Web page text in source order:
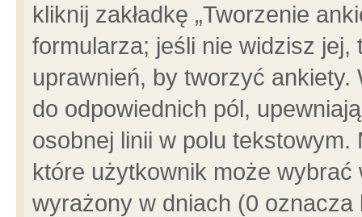
kliknij zakładkę „Tworzenie
formularza; jeśli nie widzisz
uprawnień, by tworzyć ankiety.
do odpowiednich pól,
osobnej linii w polu
które użytkownik może
wyrażony w dniach (0